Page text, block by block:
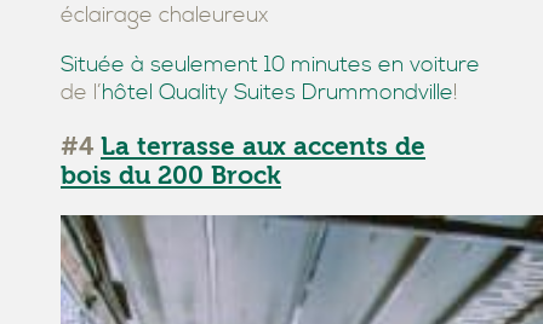
éclairage chaleureux
Située à seulement 10 minutes en voiture
de l’hôtel Quality Suites Drummondville!
#4 La terrasse aux accents de
bois du 200 Brock